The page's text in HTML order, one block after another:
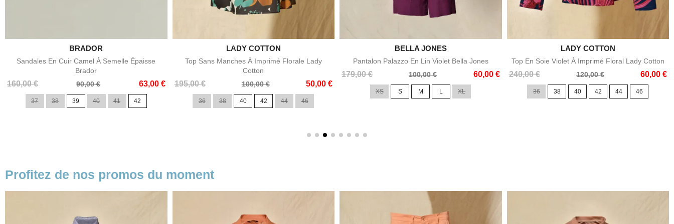
Aperçu rapide
BRADOR
Sandales En Cuir Camel À Semelle Épaisse
Brador
160,00 €
Prix
90,00 € 63,00 €
Prix
37 38 39 40 41 42
Aperçu rapide
LADY COTTON
Top Sans Manches À Imprimé Florale Lady
Cotton
195,00 €
Prix
100,00 € 50,00 €
Prix
36 38 40 42 44 46
Aperçu rapide
BELLA JONES
Pantalon Palazzo En Lin Violet Bella Jones
179,00 €
Prix
100,00 € 60,00 €
Prix
XS S M L XL
Aperçu rapide
LADY COTTON
Top En Soie Violet À Imprimé Floral Lady Cotton
240,00 €
Prix
120,00 € 60,00 €
Prix
36 38 40 42 44 46
Profitez de nos promos du moment